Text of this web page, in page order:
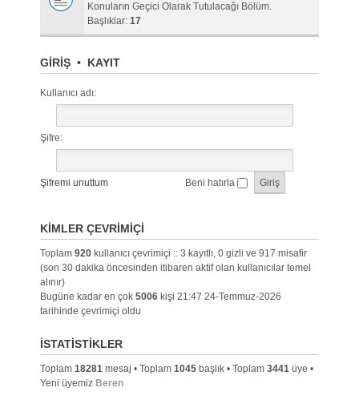
Konuların Geçici Olarak Tutulacağı Bölüm.
Başlıklar: 17
GIRIŞ• KAYIT
Kullanıcı adı:
Şifre:
Şifremi unuttum Beni hatırla
KIMLER ÇEVRIMIÇI
Toplam 920kullanıcı çevrimiçi :: 3 kayıtlı, 0 gizli ve 917 misafir
(son 30 dakika öncesinden itibaren aktif olan kullanıcılar temel
alınır)
Bugüne kadar en çok 5006kişi 21:47 24-Temmuz-2026
tarihinde çevrimiçi oldu
İSTATISTIKLER
Toplam 18281mesaj • Toplam 1045başlık • Toplam 3441üye •
Yeni üyemiz Beren